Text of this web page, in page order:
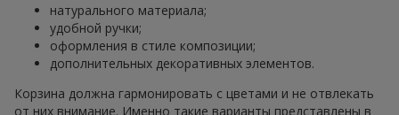
натурального материала;
удобной ручки;
оформления в стиле композиции;
дополнительных декоративных элементов.
Корзина должна гармонировать с цветами и не отвлекать
от них внимание. Именно такие варианты представлены в